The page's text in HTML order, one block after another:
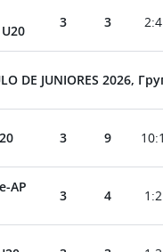
3 3 2:4
DE JUNIORES 2026,
3 9 10:1
AP
3 4 1 :2